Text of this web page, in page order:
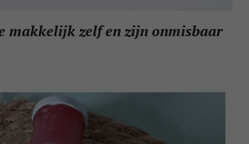
makkelijk zelf en zijn onmisbaar